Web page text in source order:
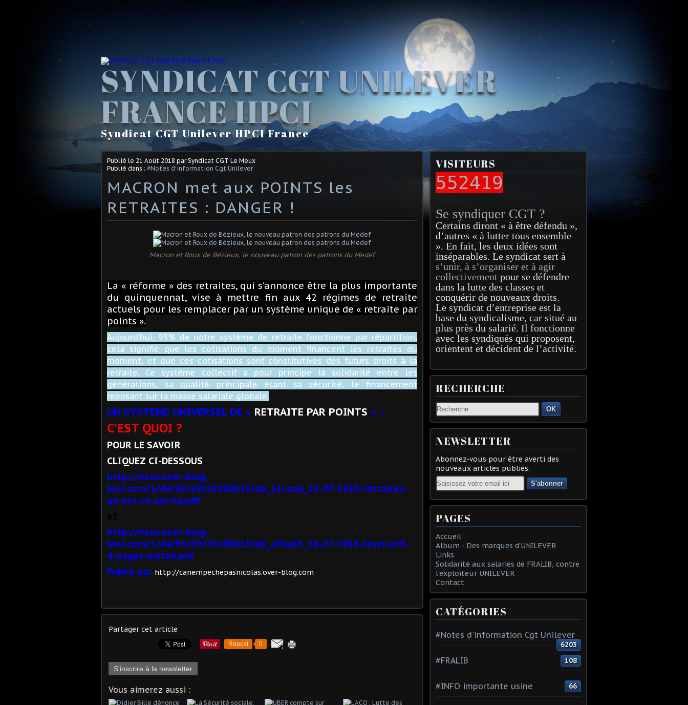
SYNDICAT CGT UNILEVER
FRANCE HPCI
Syndicat CGT Unilever HPCI France
Publié le 21 Août 2018 par Syndicat CGT Le Meux
Publié dans : #Notes d'information Cgt Unilever
MACRON met aux POINTS les
RETRAITES : DANGER !
Macron et Roux de Bézieux, le nouveau patron des patrons du Medef
La « réforme » des retraites, qui s’annonce être la plus importante
du quinquennat, vise à mettre fin aux 42 régimes de retraite
actuels pour les remplacer par un système unique de « retraite par
points ».
Aujourd’hui, 95% de notre système de retraite fonctionne par répartition,
cela signifie que les cotisations du moment financent les retraites du
moment, et que ces cotisations sont constitutives des futurs droits à la
retraite. Ce système collectif a pour principe la solidarité entre les
générations, sa qualité principale étant sa sécurité, le financement
reposant sur la masse salariale globale.
UN SYSTEME UNIVERSEL DE « RETRAITE PAR POINTS » :
C’EST QUOI ?
POUR LE SAVOIR
CLIQUEZ CI-DESSOUS
http://data.over-blog-
kiwi.com/1/44/95/69/20180815/ob_51ceae_23-07-2018-retraites-
qu-est-ce-qui-no.pdf
http://data.over-blog-
kiwi.com/1/44/95/69/20180815/ob_afba65_18-07-2018-tract-urif-
4-pages-unitair.pdf
Publié par http://canempechepasnicolas.over-blog.com
Partager cet article
Repost 0
S'inscrire à la newsletter
Vous aimerez aussi :
VISITEURS
552419
Se syndiquer CGT ?
Certains diront « à être défendu »,
d’autres « à lutter tous ensemble
». En fait, les deux idées sont
inséparables. Le syndicat sert à
s’unir, à s’organiser et à agir
collectivement pour se défendre
dans la lutte des classes et
conquérir de nouveaux droits.
Le syndicat d’entreprise est la
base du syndicalisme, car situé au
plus près du salarié. Il fonctionne
avec les syndiqués qui proposent,
orientent et décident de l’activité.
RECHERCHE
OK
NEWSLETTER
Abonnez-vous pour être averti des
nouveaux articles publiés.
Email
PAGES
Accueil
Album - Des marques d'UNILEVER
Links
Solidarité aux salariés de FRALIB, contre
l'exploiteur UNILEVER
Contact
CATÉGORIES
#Notes d'information Cgt Unilever
6203
#FRALIB 108
#INFO importante usine 66